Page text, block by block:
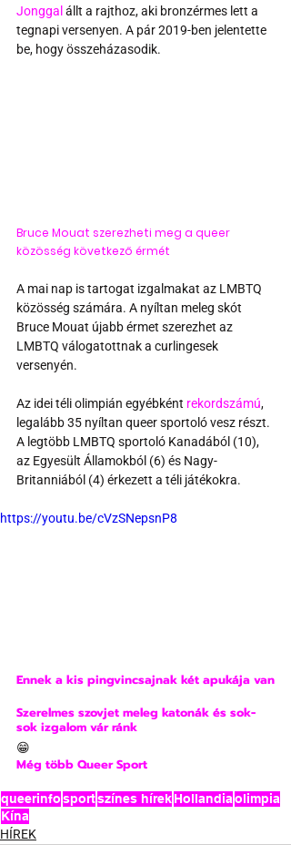
Jonggal állt a rajthoz, aki bronzérmes lett a
tegnapi versenyen. A pár 2019-ben jelentette
be, hogy összeházasodik.
Bruce Mouat szerezheti meg a queer
közösség következő érmét
A mai nap is tartogat izgalmakat az LMBTQ
közösség számára. A nyíltan meleg skót
Bruce Mouat újabb érmet szerezhet az
LMBTQ válogatottnak a curlingesek
versenyén.
Az idei téli olimpián egyébként rekordszámú,
legalább 35 nyíltan queer sportoló vesz részt.
A legtöbb LMBTQ sportoló Kanadából (10),
az Egyesült Államokból (6) és Nagy-
Britanniából (4) érkezett a téli játékokra.
https://youtu.be/cVzSNepsnP8
Ennek a kis pingvincsajnak két apukája van
Szerelmes szovjet meleg katonák és sok-
sok izgalom vár ránk
😁
Még több Queer Sport
queerinfosportszínes hírekHollandiaolimpia
Kína
HÍREK